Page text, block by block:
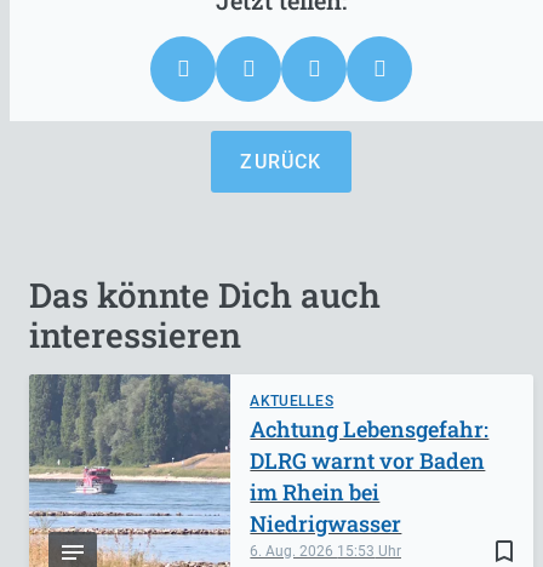
ZURÜCK
Das könnte Dich auch
interessieren
AKTUELLES
bookmark_border
6. Aug. 2026 15:53
Achtung Lebensgefahr:
DLRG warnt vor Baden
im Rhein bei
Niedrigwasser